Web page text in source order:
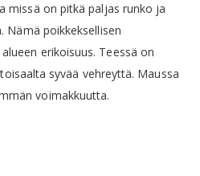
missä on pitkä paljas runko ja
Nämä poikkeksellisen
erikoisuus. Teessä on
syvää vehreyttä. Maussa
voimakkuutta.